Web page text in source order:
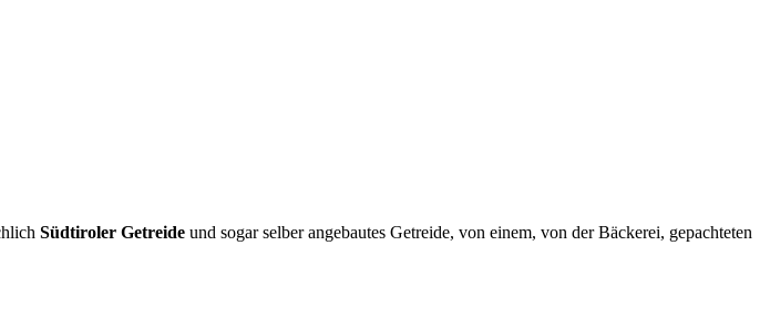
Südtiroler Getreide und sogar selber angebautes Getreide, von einem, von der Bäckerei, gepachteten